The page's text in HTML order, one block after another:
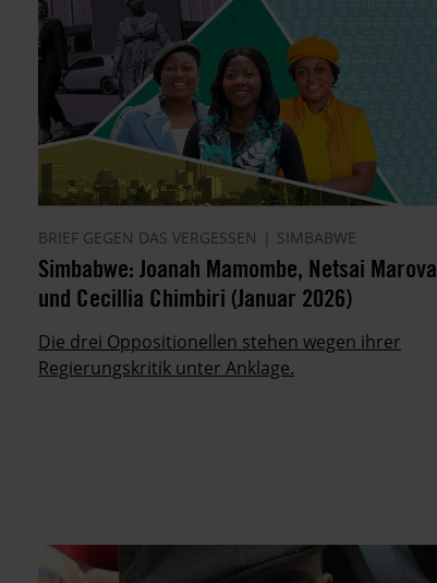
BRIEF GEGEN DAS VERGESSEN SIMBABWE
Simbabwe: Joanah Mamombe, Netsai Marova
und Cecillia Chimbiri (Januar 2026)
Die drei Oppositionellen stehen wegen ihrer
Regierungskritik unter Anklage.